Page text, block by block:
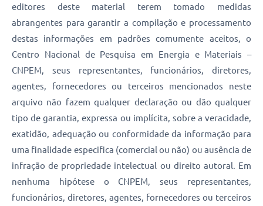
editores deste material terem tomado medidas
abrangentes para garantir a compilação e processamento
destas informações em padrões comumente aceitos, o
Centro Nacional de Pesquisa em Energia e Materiais –
CNPEM, seus representantes, funcionários, diretores,
agentes, fornecedores ou terceiros mencionados neste
arquivo não fazem qualquer declaração ou dão qualquer
tipo de garantia, expressa ou implícita, sobre a veracidade,
exatidão, adequação ou conformidade da informação para
uma finalidade especifica (comercial ou não) ou ausência de
infração de propriedade intelectual ou direito autoral. Em
nenhuma hipótese o CNPEM, seus representantes,
funcionários, diretores, agentes, fornecedores ou terceiros